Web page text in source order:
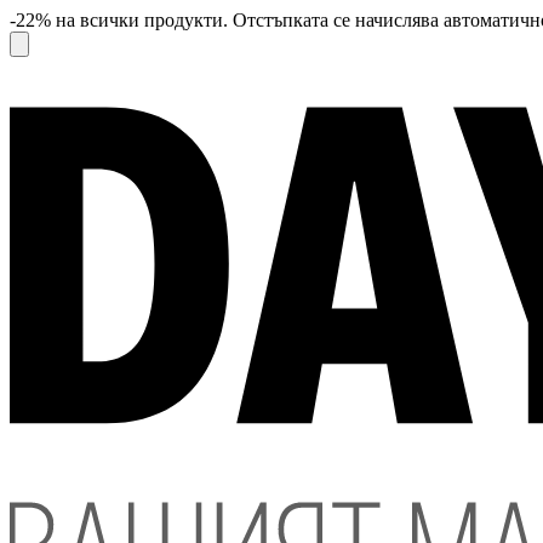
-22% на всички продукти. Отстъпката се начислява